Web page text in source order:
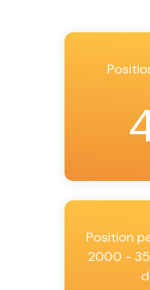
Position
2000 -